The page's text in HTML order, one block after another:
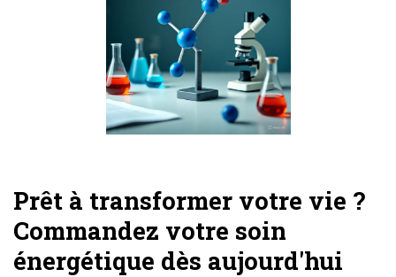
Prêt à transformer votre vie ?
Commandez votre soin
énergétique dès aujourd'hui